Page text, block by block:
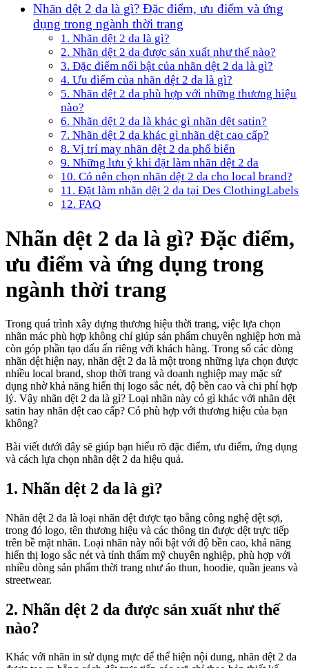
Nhãn dệt 2 da là gì? Đặc điểm, ưu điểm và ứng
dụng trong ngành thời trang
1. Nhãn dệt 2 da là gì?
2. Nhãn dệt 2 da được sản xuất như thế nào?
3. Đặc điểm nổi bật của nhãn dệt 2 da là gì?
4. Ưu điểm của nhãn dệt 2 da là gì?
5. Nhãn dệt 2 da phù hợp với những thương hiệu
nào?
6. Nhãn dệt 2 da là khác gì nhãn dệt satin?
7. Nhãn dệt 2 da khác gì nhãn dệt cao cấp?
8. Vị trí may nhãn dệt 2 da phổ biến
9. Những lưu ý khi đặt làm nhãn dệt 2 da
10. Có nên chọn nhãn dệt 2 da cho local brand?
11. Đặt làm nhãn dệt 2 da tại Des ClothingLabels
12. FAQ
Nhãn dệt 2 da là gì? Đặc điểm,
ưu điểm và ứng dụng trong
ngành thời trang
Trong quá trình xây dựng thương hiệu thời trang, việc lựa chọn
nhãn mác phù hợp không chỉ giúp sản phẩm chuyên nghiệp hơn mà
còn góp phần tạo dấu ấn riêng với khách hàng. Trong số các dòng
nhãn dệt hiện nay, nhãn dệt 2 da là một trong những lựa chọn được
nhiều local brand, shop thời trang và doanh nghiệp may mặc sử
dụng nhờ khả năng hiển thị logo sắc nét, độ bền cao và chi phí hợp
lý. Vậy nhãn dệt 2 da là gì? Loại nhãn này có gì khác với nhãn dệt
satin hay nhãn dệt cao cấp? Có phù hợp với thương hiệu của bạn
không?
Bài viết dưới đây sẽ giúp bạn hiểu rõ đặc điểm, ưu điểm, ứng dụng
và cách lựa chọn nhãn dệt 2 da hiệu quả.
1. Nhãn dệt 2 da là gì?
Nhãn dệt 2 da là loại nhãn dệt được tạo bằng công nghệ dệt sợi,
trong đó logo, tên thương hiệu và các thông tin được dệt trực tiếp
trên bề mặt nhãn. Loại nhãn này nổi bật với độ bền cao, khả năng
hiển thị logo sắc nét và tính thẩm mỹ chuyên nghiệp, phù hợp với
nhiều dòng sản phẩm thời trang như áo thun, hoodie, quần jeans và
streetwear.
2. Nhãn dệt 2 da được sản xuất như thế
nào?
Khác với nhãn in sử dụng mực để thể hiện nội dung, nhãn dệt 2 da